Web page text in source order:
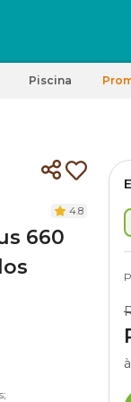
Piscina
4.8
660